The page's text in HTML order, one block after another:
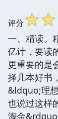
评分☆☆
一、精读。
亿计，要读
更重要的是
择几本好书
&ldquo;理
也说过这样
淘金